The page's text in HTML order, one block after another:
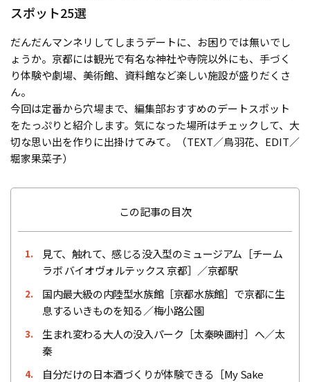
スポット25選
だんだんマンネリしてしまうデートに、お困りでは無いでし
ょうか。京都には観光で有名な神社や寺院以外にも、手づく
り体験や劇場、美術館、資料館など楽しい施設が盛りだくさ
ん。
今回は定番から穴場まで、編集部おすすめのデートスポット
をたっぷりと紹介します。気になった場所はチェックして、大
切な思い出を作りに出掛けてみて。（TEXT／鳥羽花、EDIT／
堀家果菜子）
この記事の目次
1.
見て、触れて、感じる没入型のミュージアム［チーム
ラボ バイオヴォルテックス 京都］／京都駅
2.
国内最大級の内陸型水族館［京都水族館］で京都に生
息するいきものを知る／梅小路公園
3.
生まれ変わる大人の没入パーク［太秦映画村］へ／太
秦
4.
自分だけの日本酒づくりが体験できる［My Sake